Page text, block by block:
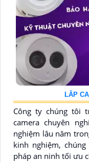
LĂP
Công ty chúng tôi
camera chuyên
nghiệm lâu năm
kinh nghiệm,
pháp an ninh tối ưu